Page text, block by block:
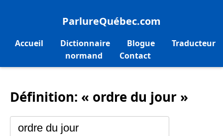
ParlureQuébec.com
Accueil Dictionnaire Blogue
Traducteur
normand
Contact
Définition: « ordre du jour »